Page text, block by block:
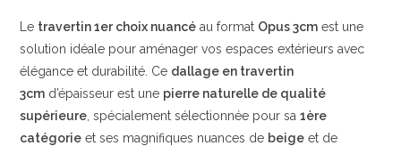
Le travertin 1er choix nuancé au format Opus 3cm est une
solution idéale pour aménager vos espaces extérieurs avec
élégance et durabilité. Ce dallage en travertin
3cm d’épaisseur est une pierre naturelle de qualité
supérieure , spécialement sélectionnée pour sa1ère
catégorie et ses magnifiques nuances de beige et de